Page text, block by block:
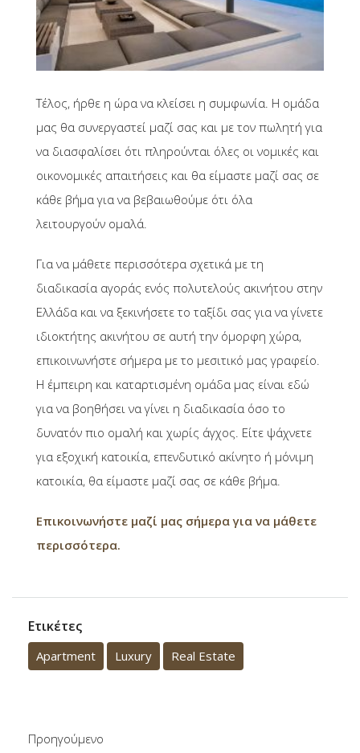
Τέλος, ήρθε η ώρα να κλείσει η συμφωνία. Η ομάδα
μας θα συνεργαστεί μαζί σας και με τον πωλητή για
να διασφαλίσει ότι πληρούνται όλες οι νομικές και
οικονομικές απαιτήσεις και θα είμαστε μαζί σας σε
κάθε βήμα για να βεβαιωθούμε ότι όλα
λειτουργούν ομαλά.
Για να μάθετε περισσότερα σχετικά με τη
διαδικασία αγοράς ενός πολυτελούς ακινήτου στην
Ελλάδα και να ξεκινήσετε το ταξίδι σας για να γίνετε
ιδιοκτήτης ακινήτου σε αυτή την όμορφη χώρα,
επικοινωνήστε σήμερα με το μεσιτικό μας γραφείο.
Η έμπειρη και καταρτισμένη ομάδα μας είναι εδώ
για να βοηθήσει να γίνει η διαδικασία όσο το
δυνατόν πιο ομαλή και χωρίς άγχος. Είτε ψάχνετε
για εξοχική κατοικία, επενδυτικό ακίνητο ή μόνιμη
κατοικία, θα είμαστε μαζί σας σε κάθε βήμα.
Επικοινωνήστε μαζί μας σήμερα για να μάθετε
περισσότερα.
Ετικέτες
Apartment Luxury Real Estate
Προηγούμενο